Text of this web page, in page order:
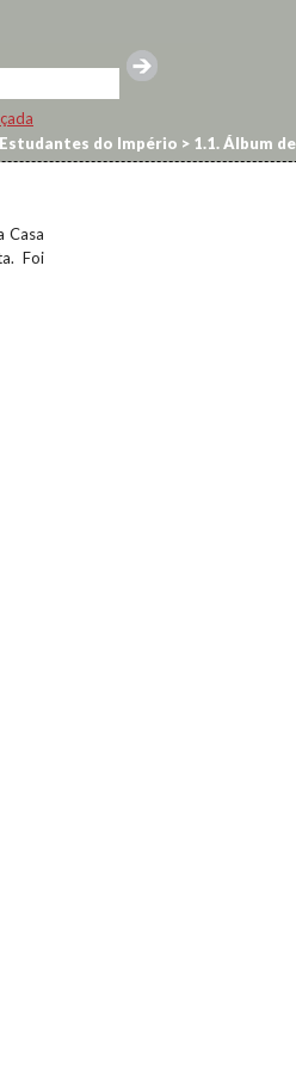
do Império > 1.1. Álbum
Casa
Foi